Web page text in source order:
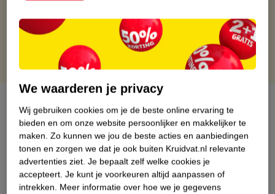
Gratis punten met je Kruidvat kaart
Over dit product
Productinformatie
Etiketinformatie
We waarderen je privacy
Wij gebruiken cookies om je de beste online ervaring te
bieden en om onze website persoonlijker en makkelijker te
maken. Zo kunnen we jou de beste acties en aanbiedingen
tonen en zorgen we dat je ook buiten Kruidvat.nl relevante
advertenties ziet. Je bepaalt zelf welke cookies je
accepteert. Je kunt je voorkeuren altijd aanpassen of
intrekken. Meer informatie over hoe we je gegevens